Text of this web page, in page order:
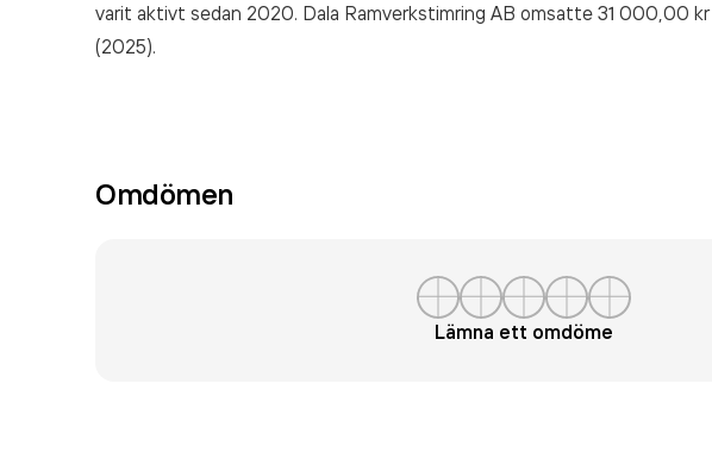
varit aktivt sedan 2020. Dala Ramverkstimring AB omsatte 31 000,00 kr
(2025).
Omdömen
Lämna ett omdöme